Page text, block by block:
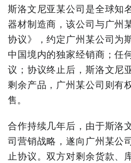
斯洛文尼亚某公司是全球知
器材制造商，该公司与广州
协议》，约定广州某公司为
中国境内的独家经销商；任
议；协议终止后，斯洛文尼
剩余产品，广州某公司则有
售。
合作持续几年后，由于斯洛
司营销战略，遂向广州某公
止协议。双方对剩余货款、